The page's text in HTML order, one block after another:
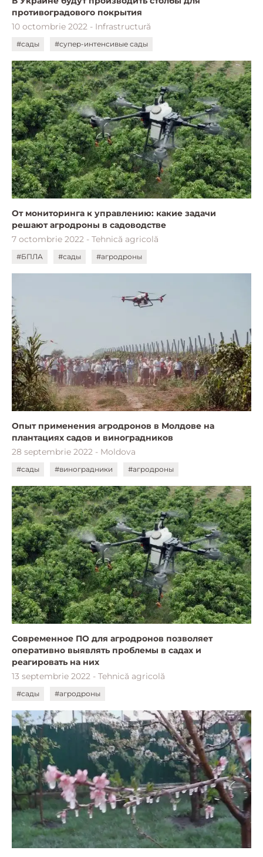
противоградового покрытия
10 octombrie 2022 - Infrastructură
#сады #супер-интенсивые сады
От мониторинга к управлению: какие задачи
7 octombrie 2022 - Tehnică agricolă
#БПЛА #сады #агродроны
Опыт применения агродронов в Молдове на
плантациях садов и виноградников
28 septembrie 2022 - Moldova
#сады #виноградники #агродроны
Современное ПО для агродронов позволяет
оперативно выявлять проблемы в садах и
реагировать на них
13 septembrie 2022 - Tehnică agricolă
#сады #агродроны